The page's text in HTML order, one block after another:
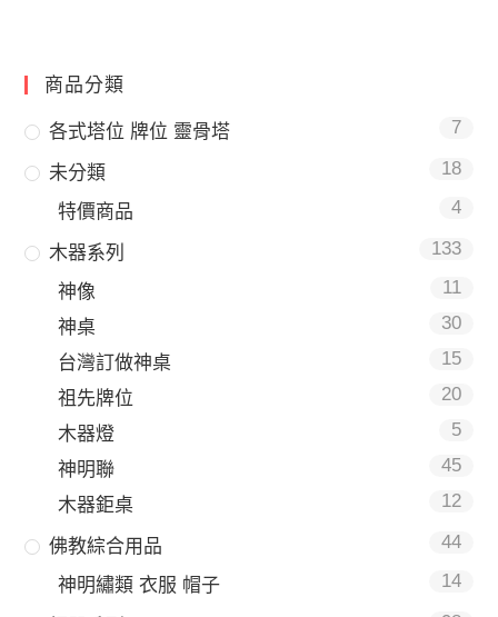
商品分類
各式塔位 牌位 靈骨塔 7
未分類 18
特價商品 4
木器系列 133
神像
11
神桌
30
台灣訂做神桌
15
祖先牌位
20
木器燈
5
神明聯
45
木器鉅桌
12
佛教綜合用品 44
神明繡類 衣服 帽子 14